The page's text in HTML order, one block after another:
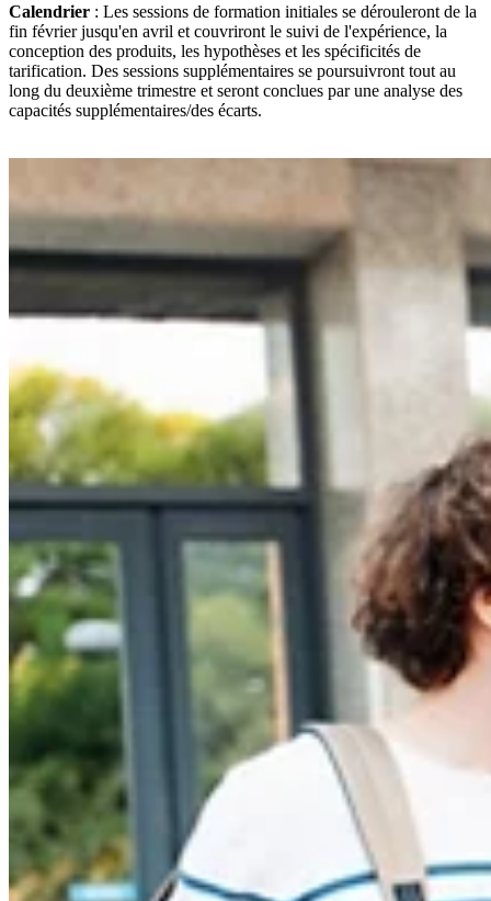
Calendrier : Les sessions de formation initiales se dérouleront de la
fin février jusqu'en avril et couvriront le suivi de l'expérience, la
conception des produits, les hypothèses et les spécificités de
tarification. Des sessions supplémentaires se poursuivront tout au
long du deuxième trimestre et seront conclues par une analyse des
capacités supplémentaires/des écarts.